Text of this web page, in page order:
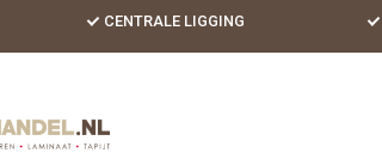
CENTRALE LIGGING